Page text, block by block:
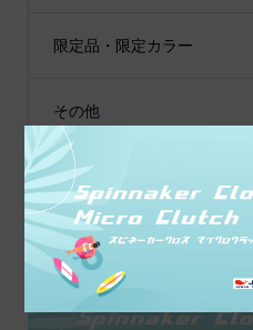
限定品・限定カラー
その他
JIB公式SNS